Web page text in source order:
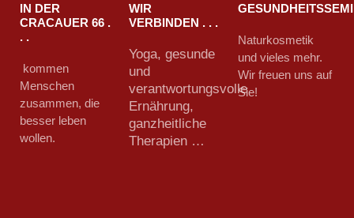
IN DER
CRACAUER 66 .
. .
kommen
Menschen
zusammen, die
besser leben
wollen.
WIR
VERBINDEN . . .
Yoga, gesunde
und
verantwortungsvolle
Ernährung,
ganzheitliche
Therapien …
Naturkosmetik
und vieles mehr.
Wir freuen uns auf
Sie!